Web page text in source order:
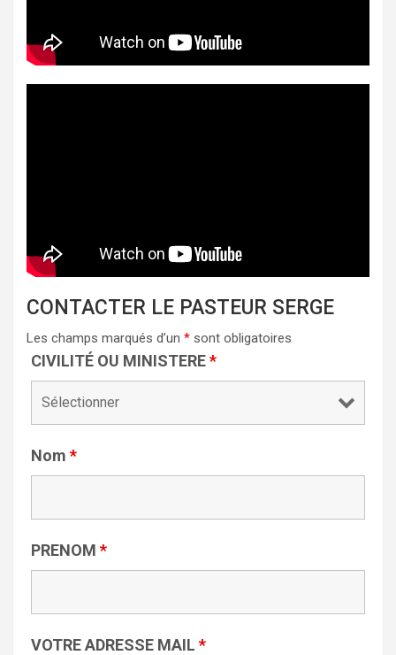
CONTACTER LE PASTEUR SERGE
Les champs marqués d’un * sont obligatoires
CIVILITÉ OU MINISTERE*
Nom *
PRENOM *
VOTRE ADRESSE MAIL *